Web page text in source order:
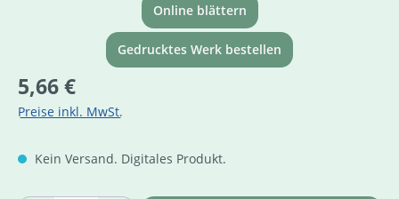
Online blättern
Gedrucktes Werk bestellen
Regulärer Preis:
5,66 €
Preise inkl. MwSt.
Kein Versand. Digitales Produkt.